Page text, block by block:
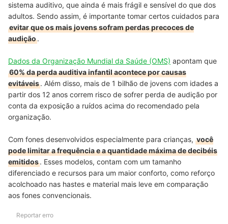
sistema auditivo, que ainda é mais frágil e sensível do que dos
adultos. Sendo assim, é importante tomar certos cuidados para
evitar que os mais jovens sofram perdas precoces de
audição.
Dados da Organização Mundial da Saúde (OMS) apontam que
60% da perda auditiva infantil acontece por causas
evitáveis. Além disso, mais de 1 bilhão de jovens com idades a
partir dos 12 anos correm risco de sofrer perda de audição por
conta da exposição a ruídos acima do recomendado pela
organização.
Com fones desenvolvidos especialmente para crianças, você
pode limitar a frequência e a quantidade máxima de decibéis
emitidos. Esses modelos, contam com um tamanho
diferenciado e recursos para um maior conforto, como reforço
acolchoado nas hastes e material mais leve em comparação
aos fones convencionais.
Reportar erro